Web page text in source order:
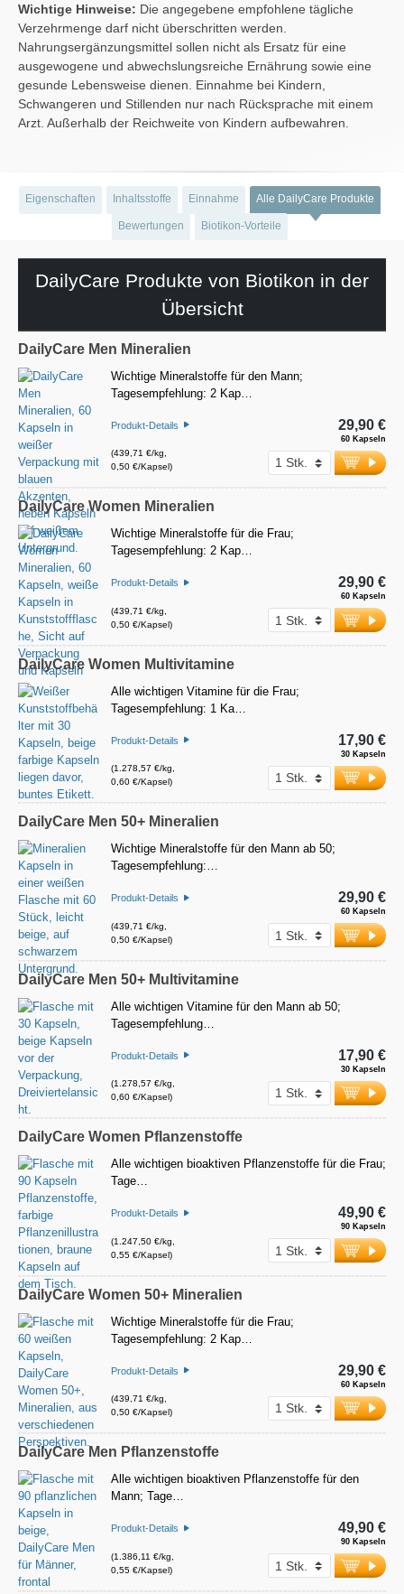
Wichtige Hinweise: Die angegebene empfohlene tägliche
Verzehrmenge darf nicht überschritten werden.
Nahrungsergänzungsmittel sollen nicht als Ersatz für eine
ausgewogene und abwechslungsreiche Ernährung sowie eine
gesunde Lebensweise dienen. Einnahme bei Kindern,
Schwangeren und Stillenden nur nach Rücksprache mit einem
Arzt. Außerhalb der Reichweite von Kindern aufbewahren.
Eigenschaften Inhaltsstoffe Einnahme Alle DailyCare Produkte
Bewertungen Biotikon-Vorteile
DailyCare Produkte von Biotikon in der
Übersicht
DailyCare Men Mineralien
Wichtige Mineralstoffe für den Mann;
Tagesempfehlung: 2 Kap…
Produkt-Details
(439,71 €/kg,
0,50 €/Kapsel)
60 Kapseln
29,90 €
DailyCare Women Mineralien
Wichtige Mineralstoffe für die Frau;
Tagesempfehlung: 2 Kap…
Produkt-Details
(439,71 €/kg,
0,50 €/Kapsel)
60 Kapseln
29,90 €
DailyCare Women Multivitamine
Alle wichtigen Vitamine für die Frau;
Tagesempfehlung: 1 Ka…
Produkt-Details
(1.278,57 €/kg,
0,60 €/Kapsel)
30 Kapseln
17,90 €
DailyCare Men 50+ Mineralien
Wichtige Mineralstoffe für den Mann ab 50;
Tagesempfehlung:…
Produkt-Details
(439,71 €/kg,
0,50 €/Kapsel)
60 Kapseln
29,90 €
DailyCare Men 50+ Multivitamine
Alle wichtigen Vitamine für den Mann ab 50;
Tagesempfehlung…
Produkt-Details
(1.278,57 €/kg,
0,60 €/Kapsel)
30 Kapseln
17,90 €
DailyCare Women Pflanzenstoffe
Alle wichtigen bioaktiven Pflanzenstoffe für die Frau;
Tage…
Produkt-Details
(1.247,50 €/kg,
0,55 €/Kapsel)
90 Kapseln
49,90 €
DailyCare Women 50+ Mineralien
Wichtige Mineralstoffe für die Frau;
Tagesempfehlung: 2 Kap…
Produkt-Details
(439,71 €/kg,
0,50 €/Kapsel)
60 Kapseln
29,90 €
DailyCare Men Pflanzenstoffe
Alle wichtigen bioaktiven Pflanzenstoffe für den
Mann; Tage…
Produkt-Details
(1.386,11 €/kg,
0,55 €/Kapsel)
90 Kapseln
49,90 €